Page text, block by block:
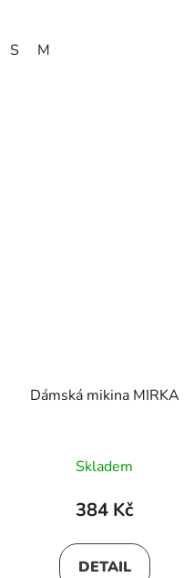
S M
Dámská mikina MIRKA
Skladem
384 Kč
DETAIL